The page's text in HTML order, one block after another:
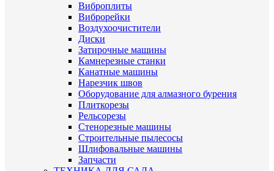
Виброплиты
Виброрейки
Воздухоочистители
Диски
Затирочные машины
Камнерезные станки
Канатные машины
Нарезчик швов
Оборудование для алмазного бурения
Плиткорезы
Рельсорезы
Стенорезные машины
Строительные пылесосы
Шлифовальные машины
Запчасти